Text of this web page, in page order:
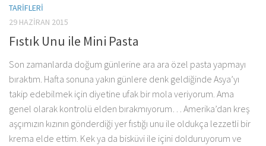
TARIFLERI
29 HAZIRAN 2015
Fıstık Unu ile Mini Pasta
Son zamanlarda doğum günlerine ara ara özel pasta yapmayı
bıraktım. Hafta sonuna yakın günlere denk geldiğinde Asya’yı
takip edebilmek için diyetine ufak bir mola veriyorum. Ama
genel olarak kontrolü elden bırakmıyorum… Amerika’dan kreş
aşçımızın kızının gönderdiği yer fıstığı unu ile oldukça lezzetli bir
krema elde ettim. Kek ya da bisküvi ile içini dolduruyorum ve